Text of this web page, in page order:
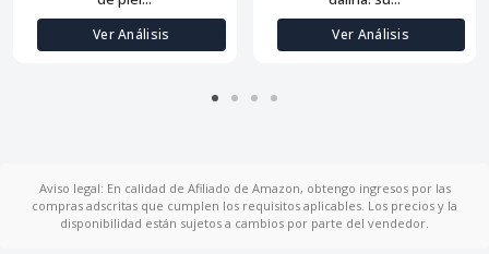
Ver Análisis Ver Análisis
Aviso legal: En calidad de Afiliado de Amazon, obtengo ingresos por las
compras adscritas que cumplen los requisitos aplicables. Los precios y la
disponibilidad están sujetos a cambios por parte del vendedor.